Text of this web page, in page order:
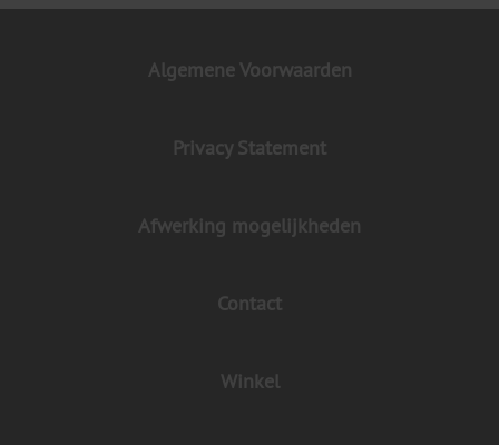
Algemene Voorwaarden
Privacy Statement
Afwerking mogelijkheden
Contact
Winkel